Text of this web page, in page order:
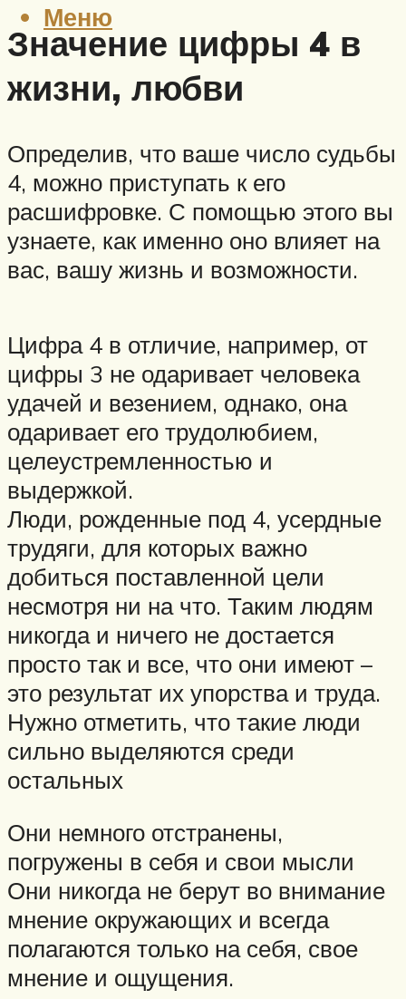
Меню
Значение цифры 4 в
жизни, любви
Определив, что ваше число судьбы
4, можно приступать к его
расшифровке. С помощью этого вы
узнаете, как именно оно влияет на
вас, вашу жизнь и возможности.
Цифра 4 в отличие, например, от
цифры 3 не одаривает человека
удачей и везением, однако, она
одаривает его трудолюбием,
целеустремленностью и
выдержкой.
Люди, рожденные под 4, усердные
трудяги, для которых важно
добиться поставленной цели
несмотря ни на что. Таким людям
никогда и ничего не достается
просто так и все, что они имеют –
это результат их упорства и труда.
Нужно отметить, что такие люди
сильно выделяются среди
остальных
Они немного отстранены,
погружены в себя и свои мысли
Они никогда не берут во внимание
мнение окружающих и всегда
полагаются только на себя, свое
мнение и ощущения.